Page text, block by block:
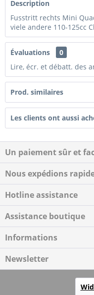
Description
Fusstritt rechts Mini
viele andere 110-125cc
Évaluations
0
Lire, écr. et débatt. des
Prod. similaires
Les clients ont aussi
Un paiement sûr et
Nous expédions
Hotline assistance
Assistance boutique
Informations
Newsletter